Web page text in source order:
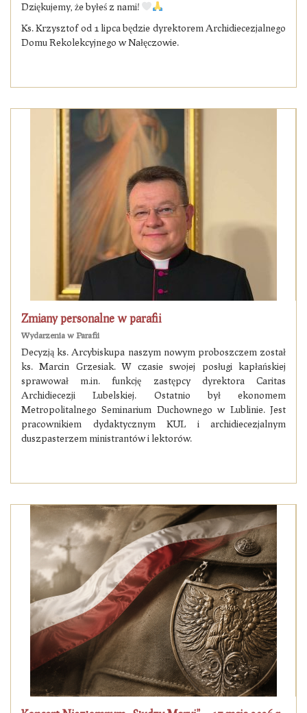
Dziękujemy, że byłeś z nami!
Ks. Krzysztof od 1 lipca będzie dyrektorem Archidiecezjalnego
Domu Rekolekcyjnego w Nałęczowie.
Zmiany personalne w parafii
Wydarzenia w Parafii
Decyzją ks. Arcybiskupa naszym nowym proboszczem został
ks. Marcin Grzesiak. W czasie swojej posługi kapłańskiej
sprawował m.in. funkcję zastępcy dyrektora Caritas
Archidiecezji Lubelskiej. Ostatnio był ekonomem
Metropolitalnego Seminarium Duchownego w Lublinie. Jest
pracownikiem dydaktycznym KUL i archidiecezjalnym
duszpasterzem ministrantów i lektorów.